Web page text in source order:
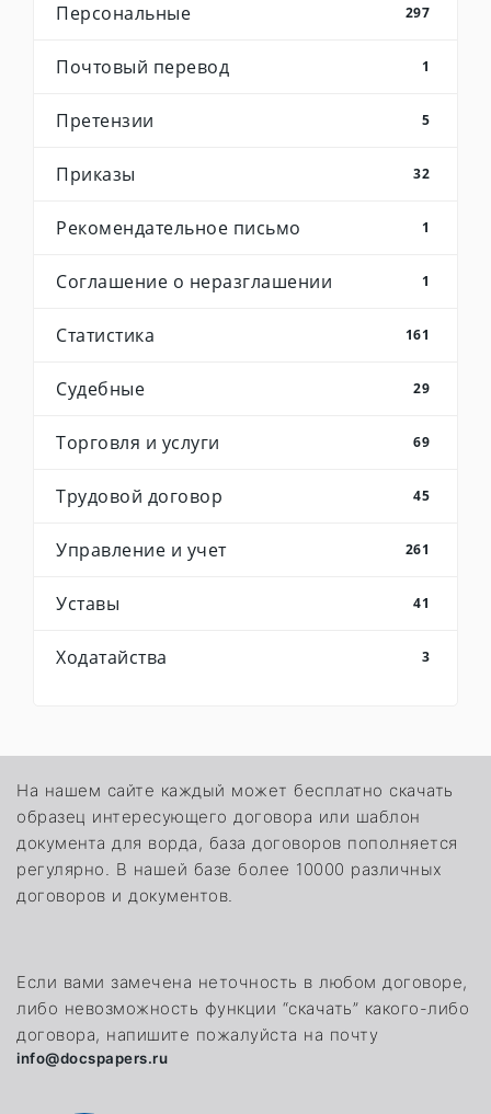
Персональные 297
Почтовый перевод 1
Претензии 5
Приказы 32
Рекомендательное письмо 1
Соглашение о неразглашении 1
Статистика 161
Судебные 29
Торговля и услуги 69
Трудовой договор 45
Управление и учет 261
Уставы 41
Ходатайства 3
На нашем сайте каждый может бесплатно скачать
образец интересующего договора или шаблон
документа для ворда, база договоров пополняется
регулярно. В нашей базе более 10000 различных
договоров и документов.
Если вами замечена неточность в любом договоре,
либо невозможность функции “скачать” какого-либо
договора, напишите пожалуйста на почту
info@docspapers.ru